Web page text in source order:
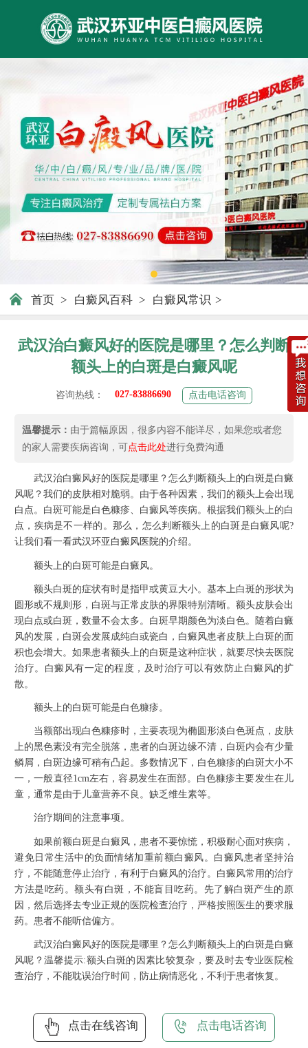
首页 > 白癜风百科 > 白癜风常识 >
武汉治白癜风好的医院是哪里？怎么判断
额头上的白斑是白癜风呢
咨询热线： 027-83886690 点击电话咨询
温馨提示： 由于篇幅原因，很多内容不能详尽，如果您或者您
的家人需要疾病咨询，可点击此处进行免费沟通
武汉治白癜风好的医院是哪里？怎么判断额头上的白斑是白癜
风呢？我们的皮肤相对脆弱。由于各种因素，我们的额头上会出现
白点。白斑可能是白色糠疹、白癜风等疾病。根据我们额头上的白
点，疾病是不一样的。那么，怎么判断额头上的白斑是白癜风呢?
让我们看一看武汉环亚白癜风医院的介绍。
额头上的白斑可能是白癜风。
额头白斑的症状有时是指甲或黄豆大小。基本上白斑的形状为
圆形或不规则形，白斑与正常皮肤的界限特别清晰。额头皮肤会出
现白点或白斑，数量不会太多。白斑早期颜色为淡白色。随着白癜
风的发展，白斑会发展成纯白或瓷白，白癜风患者皮肤上白斑的面
积也会增大。如果患者额头上的白斑是这种症状，就要尽快去医院
治疗。白癜风有一定的程度，及时治疗可以有效防止白癜风的扩
散。
额头上的白斑可能是白色糠疹。
当额部出现白色糠疹时，主要表现为椭圆形淡白色斑点，皮肤
上的黑色素没有完全脱落，患者的白斑边缘不清，白斑内会有少量
鳞屑，白斑边缘可稍有凸起。多数情况下，白色糠疹的白斑大小不
一，一般直径1cm左右，容易发生在面部。白色糠疹主要发生在儿
童，通常是由于儿童营养不良。缺乏维生素等。
治疗期间的注意事项。
如果前额白斑是白癜风，患者不要惊慌，积极耐心面对疾病，
避免日常生活中的负面情绪加重前额白癜风。白癜风患者坚持治
疗，不能随意停止治疗，有利于白癜风的治疗。白癜风常用的治疗
方法是吃药。额头有白斑，不能盲目吃药。先了解白斑产生的原
因，然后选择去专业正规的医院检查治疗，严格按照医生的要求服
药。患者不能听信偏方。
武汉治白癜风好的医院是哪里？怎么判断额头上的白斑是白癜
风呢？温馨提示:额头白斑的因素比较复杂，要及时去专业医院检
查治疗，不能耽误治疗时间，防止病情恶化，不利于患者恢复。
点击在线咨询 点击电话咨询